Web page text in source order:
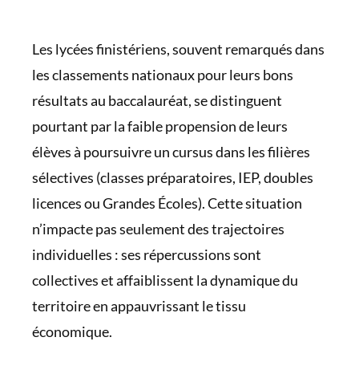
Les lycées finistériens, souvent remarqués dans
les classements nationaux pour leurs bons
résultats au baccalauréat, se distinguent
pourtant par la faible propension de leurs
élèves à poursuivre un cursus dans les filières
sélectives (classes préparatoires, IEP, doubles
licences ou Grandes Écoles). Cette situation
n’impacte pas seulement des trajectoires
individuelles : ses répercussions sont
collectives et affaiblissent la dynamique du
territoire en appauvrissant le tissu
économique.